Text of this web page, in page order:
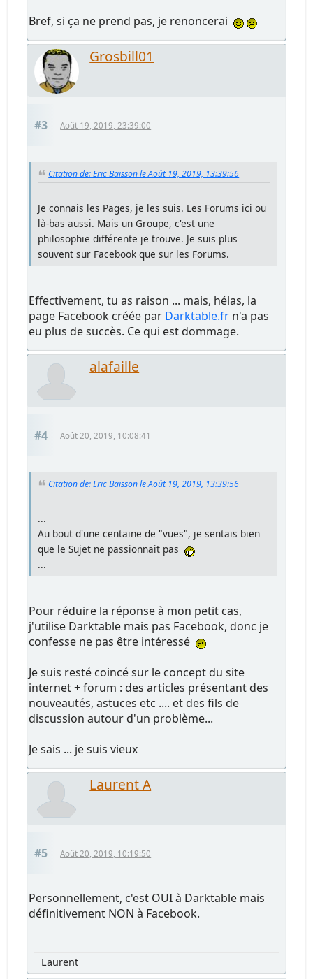
Bref, si ça ne prend pas, je renoncerai
Grosbill01
#3 Août 19, 2019, 23:39:00
Citation de: Eric Baisson le Août 19, 2019, 13:39:56
Je connais les Pages, je les suis. Les Forums ici ou
là-bas aussi. Mais un Groupe, c'est une
philosophie différente je trouve. Je suis plus
souvent sur Facebook que sur les Forums.
Effectivement, tu as raison ... mais, hélas, la
page Facebook créée par Darktable.fr n'a pas
eu plus de succès. Ce qui est dommage.
alafaille
#4 Août 20, 2019, 10:08:41
Citation de: Eric Baisson le Août 19, 2019, 13:39:56
...
Au bout d'une centaine de "vues", je sentais bien
que le Sujet ne passionnait pas
...
Pour réduire la réponse à mon petit cas,
j'utilise Darktable mais pas Facebook, donc je
confesse ne pas être intéressé
Je suis resté coincé sur le concept du site
internet + forum : des articles présentant des
nouveautés, astuces etc .... et des fils de
discussion autour d'un problème...
Je sais ... je suis vieux
Laurent A
#5 Août 20, 2019, 10:19:50
Personnellement, c'est OUI à Darktable mais
définitivement NON à Facebook.
Laurent